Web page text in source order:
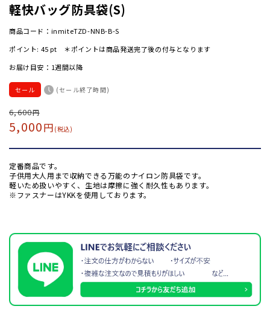
軽快バッグ防具袋(S)
商品コード：inmiteTZD-NNB-B-S
ポイント: 45 pt ＊ポイントは商品発送完了後の付与となります
お届け目安：1週間以降
セール (セール終了時間)
通
常
6,600円
セ
ー
格
5,000円 (税込)
定番商品です。
子供用大人用まで収納できる万能のナイロン防具袋です。
軽いため扱いやすく、生地は摩擦に強く耐久性もあります。
※ファスナーはYKKを使用しております。